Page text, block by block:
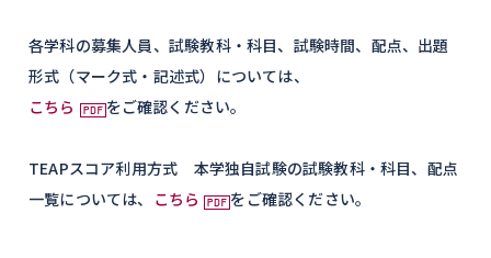
各学科の募集人員、試験教科・科目、試験時間、配点、出題
形式（マーク式・記述式）については、
こちら
をご確認ください。
TEAPスコア利用方式 本学独自試験の試験教科・科目、配点
一覧については、 こちら をご確認ください。